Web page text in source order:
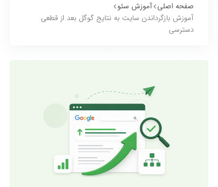
صفحه اصلی آموزش سئو
آموزش بازگرداندن سایت به نتایج گوگل بعد از قطعی
دسترسی